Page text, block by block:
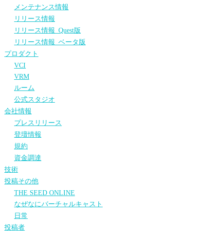
メンテナンス情報
リリース情報
リリース情報_Quest版
リリース情報_ベータ版
プロダクト
VCI
VRM
ルーム
公式スタジオ
会社情報
プレスリリース
登壇情報
規約
資金調達
技術
投稿その他
THE SEED ONLINE
なぜなにバーチャルキャスト
日常
投稿者